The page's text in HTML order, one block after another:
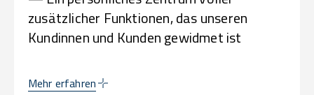
zusätzlicher Funktionen, das unseren
Kundinnen und Kunden gewidmet ist
Mehr erfahren